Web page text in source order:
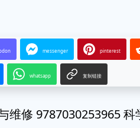
messenger pinterest
whatsapp 复制链接
维修 9787030253965 科